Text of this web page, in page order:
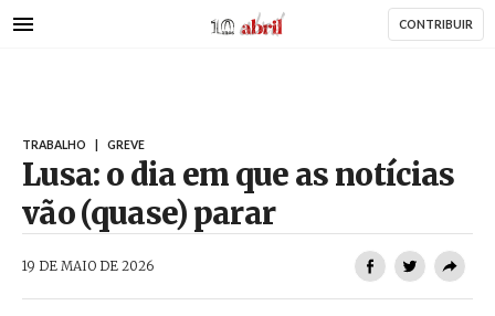
para
AbrilAbril CONTRIBUIR
TRABALHO GREVE
Lusa: o dia em que as notícias
vão (quase) parar
19 DE MAIO DE 2026